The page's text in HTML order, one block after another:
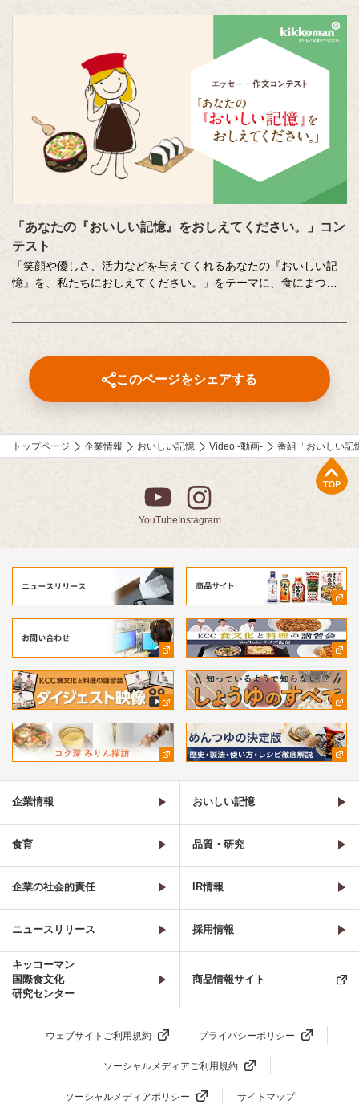
品について、寄せてくださったコメントも紹介しています。
「あなたの『おいしい記憶』をおしえてください。」コン
テスト
「笑顔や優しさ、活力などを与えてくれるあなたの『おいしい記
憶』を、私たちにおしえてください。」をテーマに、食にまつわ
をつづった、歴代の受賞作品をご紹介します。
このページをシェアする
トップページ 企業情報 おいしい記憶 Video -動画- 番組「おいしい記
YouTube Instagram
企業情報 おいしい記憶
食育 品質・研究
企業の社会的責任 IR情報
ニュースリリース 採用情報
キッコーマン
国際食文化
研究センター
商品情報サイト
ウェブサイトご利用規約 プライバシーポリシー
ソーシャルメディアご利用規約
ソーシャルメディアポリシー サイトマップ